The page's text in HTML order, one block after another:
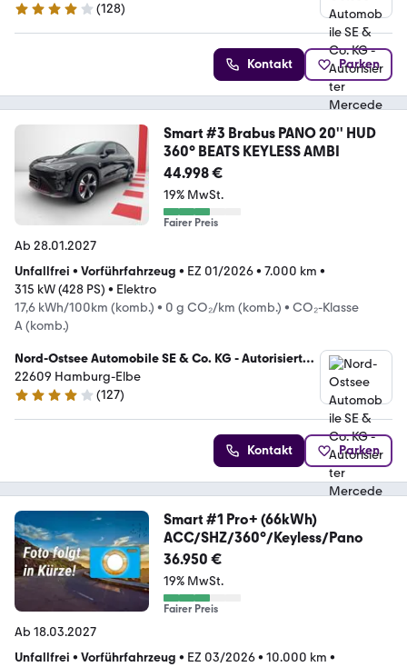
4.2 Sterne
(128)
Kontakt Parken
Smart #3 Brabus PANO 20'' HUD
360° BEATS KEYLESS AMBI
44.998 €
19% MwSt.
Fairer Preis
Ab 28.01.2027
Unfallfrei • Vorführfahrzeug • EZ 01/2026• 7.000 km •
315 kW (428 PS) • Elektro
17,6 kWh/100km (komb.) • 0 g CO₂/km (komb.) • CO₂-Klasse
A (komb.)
Nord-Ostsee Automobile SE & Co. KG - Autorisierter
Mercedes-Benz Service
22609 Hamburg-Elbe
4.2 Sterne
(127)
Kontakt Parken
Smart #1 Pro+ (66kWh)
ACC/SHZ/360°/Keyless/Pano
36.950 €
19% MwSt.
Fairer Preis
Ab 18.03.2027
Unfallfrei • Vorführfahrzeug • EZ 03/2026• 10.000 km •